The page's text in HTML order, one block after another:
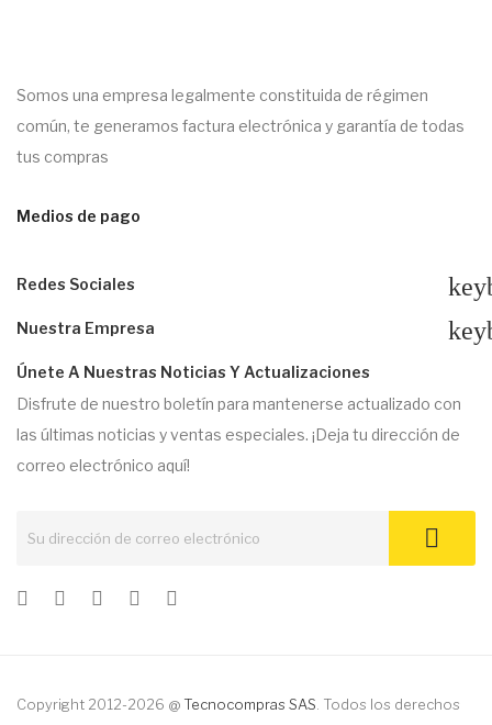
Somos una empresa legalmente constituida de régimen
común, te generamos factura electrónica y garantía de todas
tus compras
Medios de pago
Redes Sociales
Nuestra Empresa
Únete A Nuestras Noticias Y Actualizaciones
Disfrute de nuestro boletín para mantenerse actualizado con
las últimas noticias y ventas especiales. ¡Deja tu dirección de
correo electrónico aquí!
Copyright 2012-2026 @ Tecnocompras SAS . Todos los derechos